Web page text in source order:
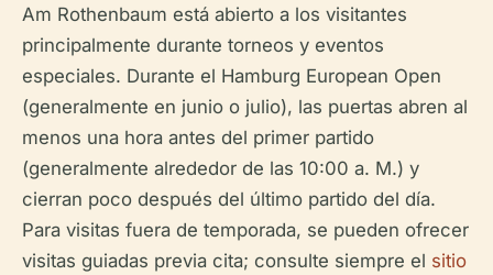
Am Rothenbaum está abierto a los visitantes
principalmente durante torneos y eventos
especiales. Durante el Hamburg European Open
(generalmente en junio o julio), las puertas abren al
menos una hora antes del primer partido
(generalmente alrededor de las 10:00 a. M.) y
cierran poco después del último partido del día.
Para visitas fuera de temporada, se pueden ofrecer
visitas guiadas previa cita; consulte siempre el sitio